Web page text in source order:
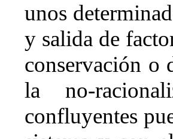
unos
y salida de
conservación o
la no-
confluyentes